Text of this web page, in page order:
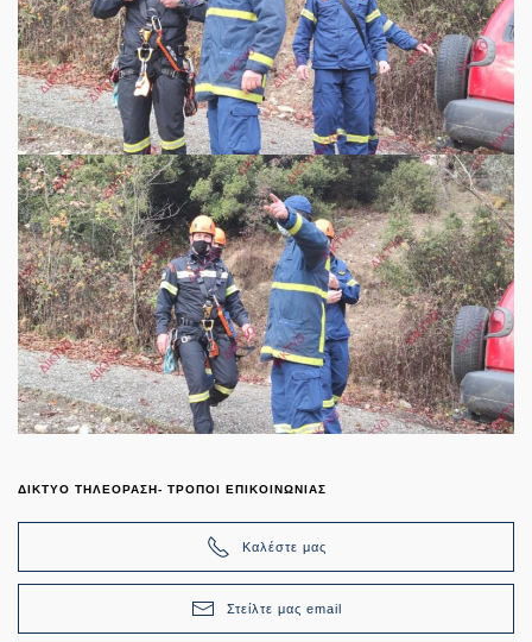
ΔΙΚΤΥΟ ΤΗΛΕΟΡΑΣΗ- ΤΡΟΠΟΙ ΕΠΙΚΟΙΝΩΝΙΑΣ
Καλέστε μας
Στείλτε μας email